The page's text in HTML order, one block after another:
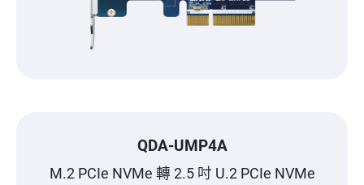
QDA-UMP4A
M.2 PCIe NVMe 轉 2.5 吋 U.2 PCIe NVMe